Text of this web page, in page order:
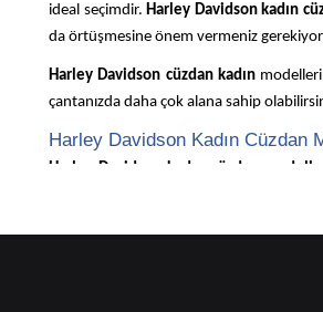
ideal seçimdir. Harley Davidson kadın
da örtüşmesine önem vermeniz
Harley Davidson cüzdan kadın
çantanızda daha çok alana sahip
Harley Davidson Kadın Cüzdan
Harley Davidson kadın cüzdan